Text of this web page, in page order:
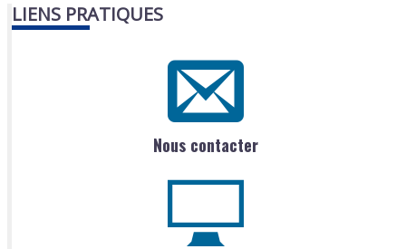
LIENS PRATIQUES
Nous contacter